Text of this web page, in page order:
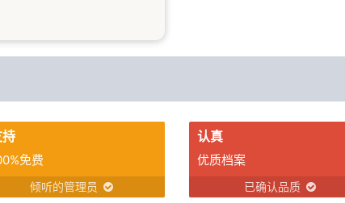
免费
倾听的管理员
认真
优质档案
已确认品质